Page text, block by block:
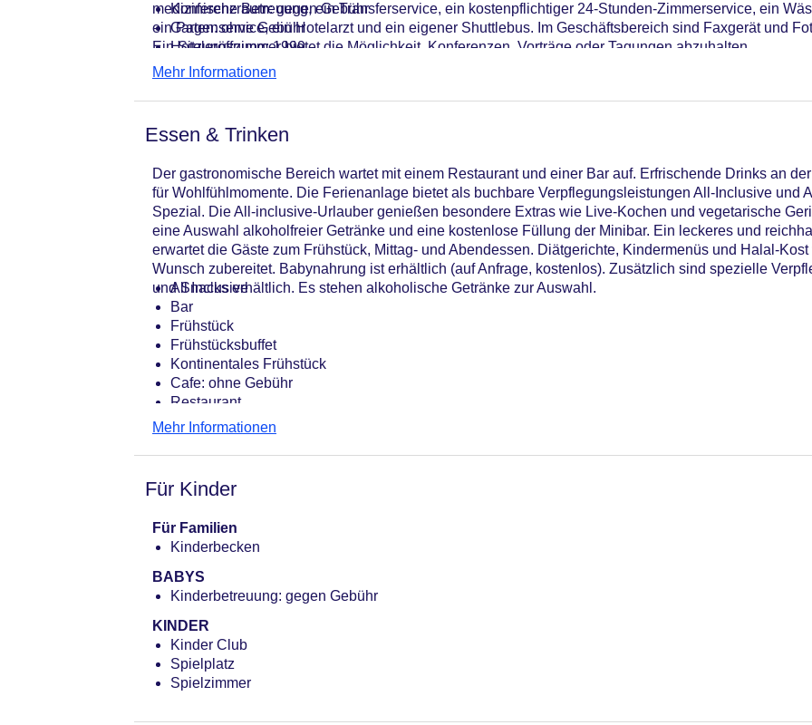
medizinische Betreuung, ein Transferservice, ein kostenpflichtiger 24-Stunden-Zimmerservice, ein
ein Pagenservice, ein Hotelarzt und ein eigener Shuttlebus. Im Geschäftsbereich sind Faxgerät und
Ein Sitzungszimmer bietet die Möglichkeit, Konferenzen, Vorträge oder Tagungen abzuhalten.
Konferenzraum: gegen Gebühr
Garten: ohne Gebühr
Hoteleröffnung: 1999
Hotelsafe
Letzte umfassende Renovierung: 2023
Anzahl der Konferenzräume: 1
Sonnenterrasse: ohne Gebühr
Gesamtanzahl der Stockwerke: 2
Gesamtanzahl der Zimmer: 518
Pools:Kinderbecken, Beheizter Außenpool: ohne Gebühr, Indoor Pool: ohne Gebühr, Outdoor Pool,
Pool, Liegen am Pool, Wasserrutsche
Zahlungsarten: American Express, EC Maestro, Mastercard, Visa
Landeskategorie: 5 Sterne
Mehr Informationen
Essen & Trinken
Der gastronomische Bereich wartet mit einem Restaurant und einer Bar auf. Erfrischende Drinks an
für Wohlfühlmomente. Die Ferienanlage bietet als buchbare Verpflegungsleistungen All-Inclusive und
Spezial. Die All-inclusive-Urlauber genießen besondere Extras wie Live-Kochen und vegetarische
eine Auswahl alkoholfreier Getränke und eine kostenlose Füllung der Minibar. Ein leckeres und
erwartet die Gäste zum Frühstück, Mittag- und Abendessen. Diätgerichte, Kindermenüs und Halal-
Wunsch zubereitet. Babynahrung ist erhältlich (auf Anfrage, kostenlos). Zusätzlich sind spezielle
und Snacks erhältlich. Es stehen alkoholische Getränke zur Auswahl.
All Inclusive
Bar
Frühstück
Frühstücksbuffet
Kontinentales Frühstück
Cafe: ohne Gebühr
Restaurant
Mehr Informationen
Für Kinder
Für Familien
Kinderbecken
BABYS
Kinderbetreuung: gegen Gebühr
KINDER
Kinder Club
Spielplatz
Spielzimmer